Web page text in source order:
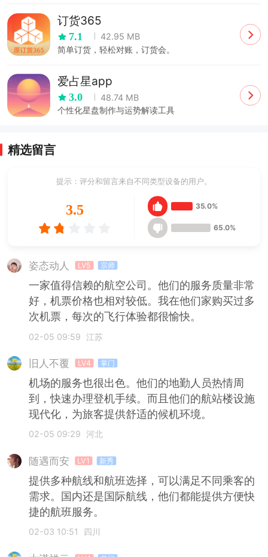
订货365
7.1
42.95 MB
简单订货，轻松对账，订货会。
爱占星app
3.0
48.74 MB
个性化星盘制作与运势解读工具
精选留言
提示：评分和留言来自不同类型设备的用户。
3.5 35.0%
65.0%
姿态动人 LV5 宗师
一家值得信赖的航空公司。他们的服务质量非常
好，机票价格也相对较低。我在他们家购买过多
次机票，每次的飞行体验都很愉快。
02-05 09:59 江苏
旧人不覆 LV4 掌门
机场的服务也很出色。他们的地勤人员热情周
到，快速办理登机手续。而且他们的航站楼设施
现代化，为旅客提供舒适的候机环境。
02-05 09:29 河北
随遇而安 LV1 新秀
提供多种航线和航班选择，可以满足不同乘客的
需求。国内还是国际航线，他们都能提供方便快
捷的航班服务。
02-03 10:51 四川